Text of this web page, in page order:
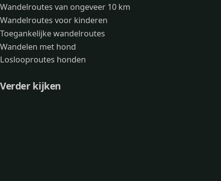
Wandelroutes van ongeveer 10 km
Wandelroutes voor kinderen
Toegankelijke wandelroutes
Wandelen met hond
Loslooproutes honden
Verder kijken